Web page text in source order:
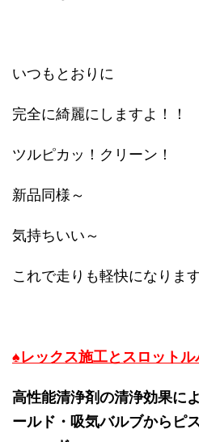
いつもとおりに
完全に綺麗にしますよ！！
ツルピカッ！クリーン！
新品同様～
気持ちいい～
これで走りも軽快になりま
♠レックス施工とスロット
高性能清浄剤の清浄効果に
ールド・吸気バルブからピ